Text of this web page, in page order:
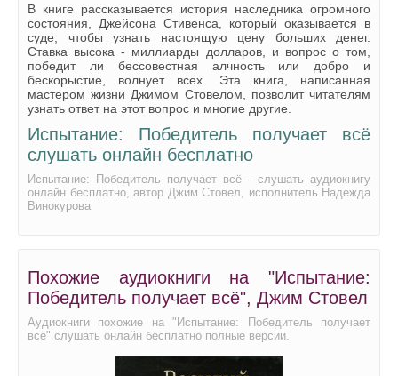
Pobeditel_Poluchaet_vse_23
Pobeditel_Poluchaet_vse_24
Pobeditel_Poluchaet_vse_25
Pobeditel_Poluchaet_vse_26
Pobeditel_Poluchaet_vse_27
Pobeditel_Poluchaet_vse_28
Pobeditel_Poluchaet_vse_29
Pobeditel_Poluchaet_vse_32
Pobeditel_Poluchaet_vse_33
Pobeditel_Poluchaet_vse_34
Pobeditel_Poluchaet_vse_35
В книге рассказывается история наследника огромного
состояния, Джейсона Стивенса, который оказывается в
суде, чтобы узнать настоящую цену больших денег.
Ставка высока - миллиарды долларов, и вопрос о том,
победит ли бессовестная алчность или добро и
бескорыстие, волнует всех. Эта книга, написанная
мастером жизни Джимом Стовелом, позволит читателям
узнать ответ на этот вопрос и многие другие.
Испытание: Победитель получает всё
слушать онлайн бесплатно
Испытание: Победитель получает всё - слушать аудиокнигу
онлайн бесплатно, автор Джим Стовел, исполнитель Надежда
Винокурова
Похожие аудиокниги на "Испытание:
Победитель получает всё", Джим Стовел
Аудиокниги похожие на "Испытание: Победитель получает
всё" слушать онлайн бесплатно полные версии.